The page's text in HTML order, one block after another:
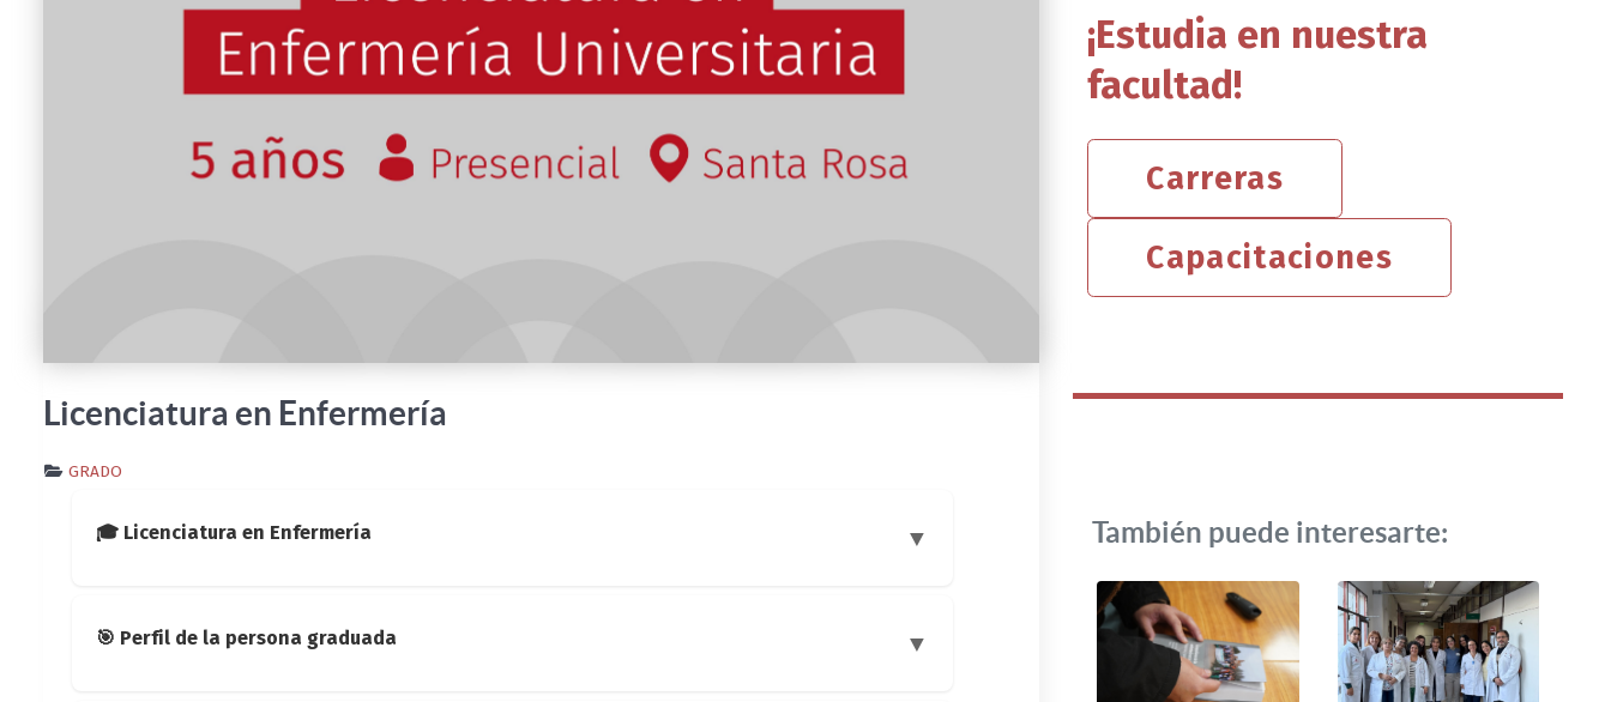
Licenciatura en Enfermería
GRADO
🎓 Licenciatura en Enfermería
🎯 Perfil de la persona graduada
¡Estudia en nuestra
facultad!
Carreras
Capacitaciones
También puede interesarte: